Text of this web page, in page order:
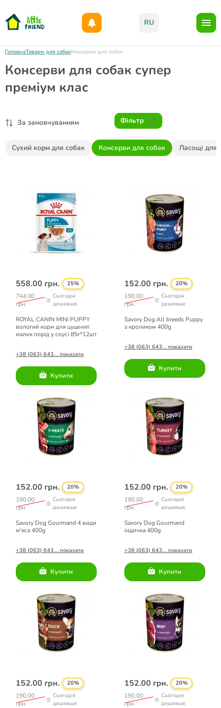
RU
ГоловнаТовари для собакКонсерви для собак
Консерви для собак супер
преміум клас
За замовчуванням Фільтр
Сухий корм для собак Консерви для собак Ласощі для
558.00 грн. 25%
744.00
грн.
Сьогодні
дешевше
ROYAL CANIN MINI PUPPY
вологий корм для цуценят
малих порід у соусі 85г*12шт
+38 (063) 643... показати
Купити
152.00 грн. 20%
190.00
грн.
Сьогодні
дешевше
Savory Dog All breeds Puppy
з кроликом 400g
+38 (063) 643... показати
Купити
152.00 грн. 20%
190.00
грн.
Сьогодні
дешевше
Savory Dog Gourmand 4 види
м'яса 400g
+38 (063) 643... показати
Купити
152.00 грн. 20%
190.00
грн.
Сьогодні
дешевше
Savory Dog Gourmand
індичка 400g
+38 (063) 643... показати
Купити
152.00 грн. 20%
190.00
грн.
Сьогодні
дешевше
152.00 грн. 20%
190.00
грн.
Сьогодні
дешевше